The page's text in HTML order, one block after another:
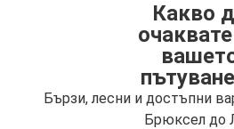
Какво
Бързи, лесни и достъпни
Брюксел до